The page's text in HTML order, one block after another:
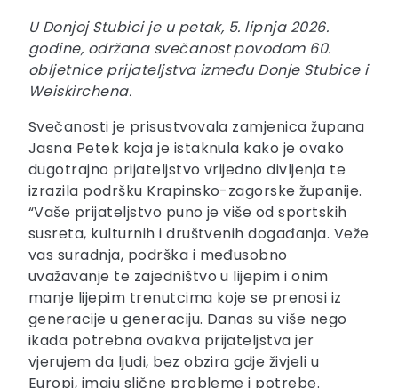
U Donjoj Stubici je u petak, 5. lipnja 2026.
godine, održana svečanost povodom 60.
obljetnice prijateljstva između Donje Stubice i
Weiskirchena.
Svečanosti je prisustvovala zamjenica župana
Jasna Petek koja je istaknula kako je ovako
dugotrajno prijateljstvo vrijedno divljenja te
izrazila podršku Krapinsko-zagorske županije.
“Vaše prijateljstvo puno je više od sportskih
susreta, kulturnih i društvenih događanja. Veže
vas suradnja, podrška i međusobno
uvažavanje te zajedništvo u lijepim i onim
manje lijepim trenutcima koje se prenosi iz
generacije u generaciju. Danas su više nego
ikada potrebna ovakva prijateljstva jer
vjerujem da ljudi, bez obzira gdje živjeli u
Europi, imaju slične probleme i potrebe.